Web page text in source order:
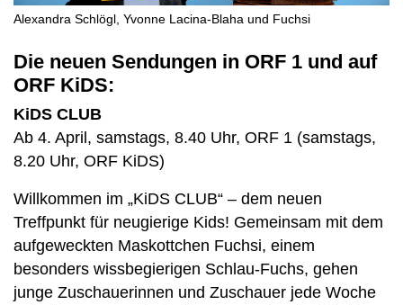
Alexandra Schlögl, Yvonne Lacina-Blaha und Fuchsi
Die neuen Sendungen in ORF 1 und auf
ORF KiDS:
KiDS CLUB
Ab 4. April, samstags, 8.40 Uhr, ORF 1 (samstags,
8.20 Uhr, ORF KiDS)
Willkommen im „KiDS CLUB“ – dem neuen
Treffpunkt für neugierige Kids! Gemeinsam mit dem
aufgeweckten Maskottchen Fuchsi, einem
besonders wissbegierigen Schlau-Fuchs, gehen
junge Zuschauerinnen und Zuschauer jede Woche